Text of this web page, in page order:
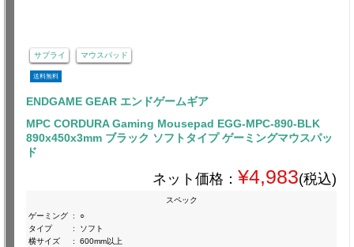
サプライ マウスパッド
送料無料
ENDGAME GEAR エンドゲームギア
MPC CORDURA Gaming Mousepad EGG-MPC-890-BLK
890x450x3mm ブラック ソフトタイプ ゲーミングマウスパッ
ド
ネット価格： ¥4,983(税込)
スペック
ゲーミング :
○
タイプ
:
ソフト
横サイズ
: 600mm以上